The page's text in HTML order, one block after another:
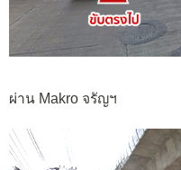
ผ่าน Makro จรัญฯ